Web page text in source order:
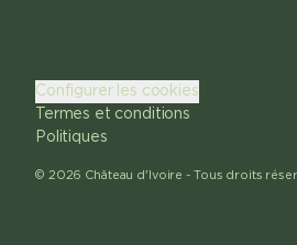
© 2026 Château d'Ivoire - Tous droits
Configurer les cookies
Termes et conditions
Politiques